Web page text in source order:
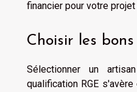
financier pour votre
Choisir les
Sélectionner un
qualification RGE